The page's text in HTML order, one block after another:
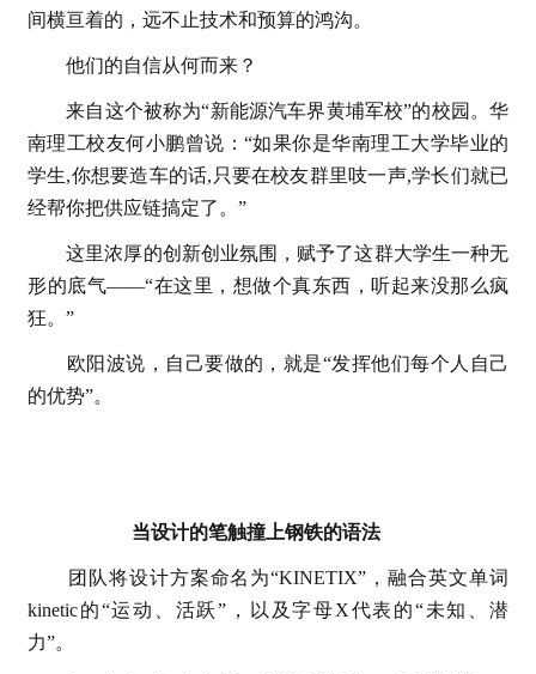
间横亘着的，远不止技术和预算的鸿沟。
他们的自信从何而来？
来自这个被称为“新能源汽车界黄埔军校”的校园。华
南理工校友何小鹏曾说：“如果你是华南理工大学毕业的
学生,你想要造车的话,只要在校友群里吱一声,学长们就已
经帮你把供应链搞定了。”
这里浓厚的创新创业氛围，赋予了这群大学生一种无
形的底气——“在这里，想做个真东西，听起来没那么疯
狂。”
欧阳波说，自己要做的，就是“发挥他们每个人自己
的优势”。
当设计的笔触撞上钢铁的语法
团队将设计方案命名为“KINETIX”，融合英文单词
kinetic的“运动、活跃”，以及字母X代表的“未知、潜
力”。